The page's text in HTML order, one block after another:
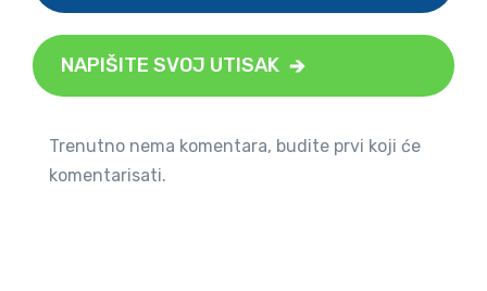
NAPIŠITE SVOJ UTISAK
Trenutno nema komentara, budite prvi koji će
komentarisati.